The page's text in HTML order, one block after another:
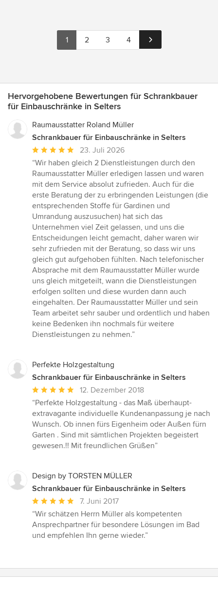
1 2 3 4
Hervorgehobene Bewertungen für Schrankbauer
für Einbauschränke in Selters
Raumausstatter Roland Müller
Schrankbauer für Einbauschränke in Selters
Durchschnittliche
Bewertung:
5
von
5
Sternen
23. Juli 2026
“Wir haben gleich 2 Dienstleistungen durch den
Raumausstatter Müller erledigen lassen und waren
mit dem Service absolut zufrieden. Auch für die
erste Beratung der zu erbringenden Leistungen (die
entsprechenden Stoffe für Gardinen und
Umrandung auszusuchen) hat sich das
Unternehmen viel Zeit gelassen, und uns die
Entscheidungen leicht gemacht, daher waren wir
sehr zufrieden mit der Beratung, so dass wir uns
gleich gut aufgehoben fühlten. Nach telefonischer
Absprache mit dem Raumausstatter Müller wurde
uns gleich mitgeteilt, wann die Dienstleistungen
erfolgen sollten und diese wurden dann auch
eingehalten. Der Raumausstatter Müller und sein
Team arbeitet sehr sauber und ordentlich und haben
keine Bedenken ihn nochmals für weitere
Dienstleistungen zu nehmen.”
Perfekte Holzgestaltung
Schrankbauer für Einbauschränke in Selters
Durchschnittliche
Bewertung:
5
von
5
Sternen
12. Dezember 2018
“Perfekte Holzgestaltung - das Maß überhaupt-
extravagante individuelle Kundenanpassung je nach
Wunsch. Ob innen fürs Eigenheim oder Außen fürn
Garten . Sind mit sämtlichen Projekten begeistert
gewesen.!! Mit freundlichen Grüßen”
Design by TORSTEN MÜLLER
Schrankbauer für Einbauschränke in Selters
Durchschnittliche
Bewertung:
5
von
7. Juni 2017
“Wir schätzen Herrn Müller als kompetenten
Ansprechpartner für besondere Lösungen im Bad
und empfehlen Ihn gerne wieder.”